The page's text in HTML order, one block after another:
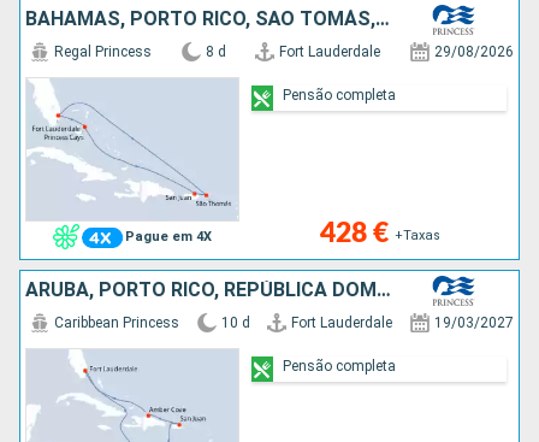
BAHAMAS, PORTO RICO, SÃO TOMÁS, ESTADOS UNIDOS
Pague em 4X
Regal Princess 8 d Fort Lauderdale 29/08/2026
428 € +Taxas
Pensão completa
ARUBA, PORTO RICO, REPÚBLICA DOMINICANA, ESTADOS UNIDOS
Caribbean Princess 10 d Fort Lauderdale 19/03/2027
Pensão completa